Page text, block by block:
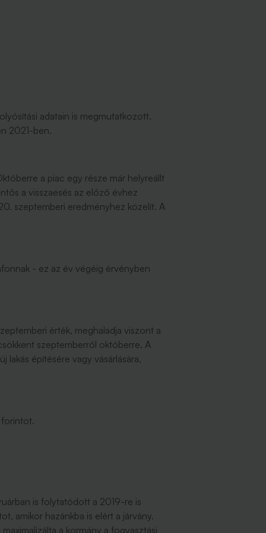
adatain is megmutatkozott.
2021-ben.
a piac egy része már helyreállt
a visszaesés az előző évhez
szeptemberi eredményhez közelít. A
- ez az év végéig érvényben
érték, meghaladja viszont a
szeptemberről októberre. A
lakás építésére vagy vásárlására,
is folytatódott a 2019-re is
amikor hazánkba is elért a járvány.
a kormány a fogyasztási